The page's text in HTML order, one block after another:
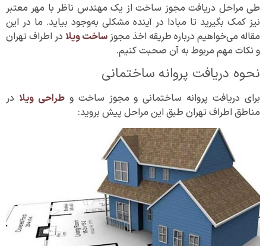
طی مراحل دریافت مجوز ساخت از یک مهندس ناظر با مهر معتبر
نیز کمک بگیرید تا مبادا در آینده مشکلی به‌وجود بیاید. ما در این
مقاله می‌خواهیم درباره طریقه اخذ مجوز ساخت ویلادر اطراف تهران
و نکات مهم مربوط به آن صحبت کنیم.
نحوه دریافت پروانه ساختمانی
برای دریافت پروانه ساختمانی و مجوز ساخت و طراحی ویلادر
مناطق اطراف تهران طبق این مراحل پیش بروید: